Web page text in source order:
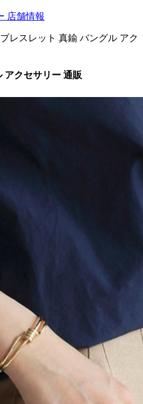
店舗情報
レスレット 真鍮 バングル アク
アクセサリー 通販